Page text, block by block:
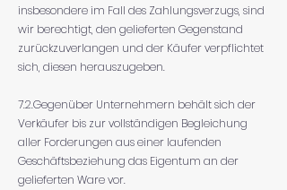
insbesondere im Fall des Zahlungsverzugs, sind
wir berechtigt, den gelieferten Gegenstand
zurückzuverlangen und der Käufer verpflichtet
sich, diesen herauszugeben.
7.2.Gegenüber Unternehmern behält sich der
Verkäufer bis zur vollständigen Begleichung
aller Forderungen aus einer laufenden
Geschäftsbeziehung das Eigentum an der
gelieferten Ware vor.